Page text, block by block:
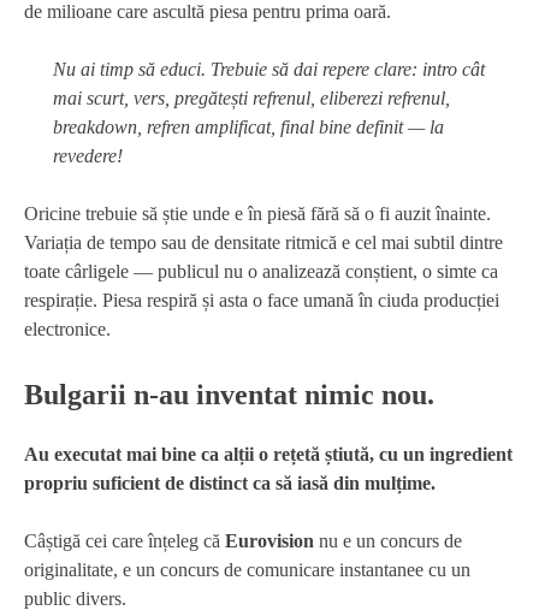
de milioane care ascultă piesa pentru prima oară.
Nu ai timp să educi. Trebuie să dai repere clare: intro cât
mai scurt, vers, pregătești refrenul, eliberezi refrenul,
breakdown, refren amplificat, final bine definit — la
revedere!
Oricine trebuie să știe unde e în piesă fără să o fi auzit înainte.
Variația de tempo sau de densitate ritmică e cel mai subtil dintre
toate cârligele — publicul nu o analizează conștient, o simte ca
respirație. Piesa respiră și asta o face umană în ciuda producției
electronice.
Bulgarii n-au inventat nimic nou.
Au executat mai bine ca alții o rețetă știută, cu un ingredient
propriu suficient de distinct ca să iasă din mulțime.
Câștigă cei care înțeleg că Eurovision nu e un concurs de
originalitate, e un concurs de comunicare instantanee cu un
public divers.